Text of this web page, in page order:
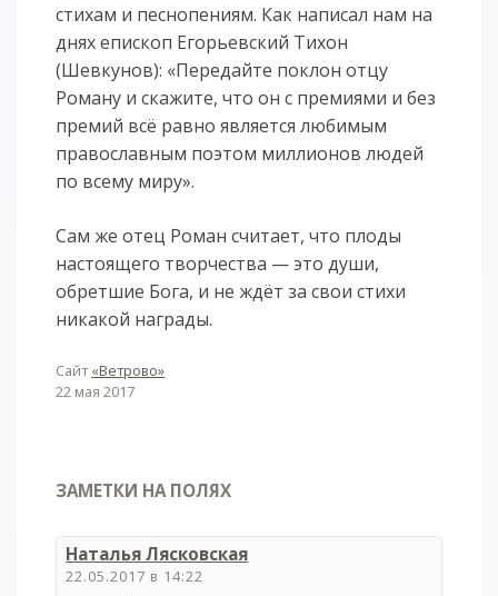
стихам и песнопениям. Как написал нам на
днях епископ Егорьевский Тихон
(Шевкунов): «Передайте поклон отцу
Роману и скажите, что он с премиями и без
премий всё равно является любимым
православным поэтом миллионов людей
по всему миру».
Сам же отец Роман считает, что плоды
настоящего творчества — это души,
обретшие Бога, и не ждёт за свои стихи
никакой награды.
Сайт«Ветрово»
22 мая 2017
ЗАМЕТКИ НА ПОЛЯХ
Наталья Лясковская
22.05.2017 в 14:22